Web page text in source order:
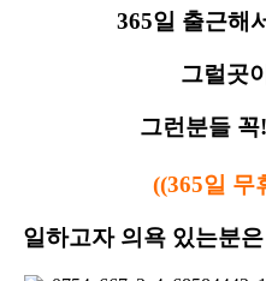
365일 출근해
그럴곳
그런분들
((365일 무
일하고자 의욕 있는분